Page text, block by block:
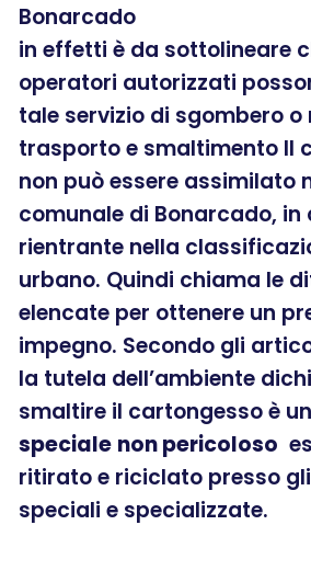
Bonarcado
in effetti è da sottolineare
operatori autorizzati
tale servizio di sgombero o
trasporto e smaltimento Il
non può essere assimilato
comunale di Bonarcado, in
rientrante nella
urbano. Quindi chiama le
elencate per ottenere un
impegno. Secondo gli
la tutela dell’ambiente
smaltire il cartongesso è un
speciale non pericoloso
ritirato e riciclato presso
speciali e specializzate.